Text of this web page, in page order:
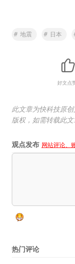
# 地震 # 日本
好文点
此文章为快科技原
版权，如需转载此
观点发布 网站评论、
热门评论